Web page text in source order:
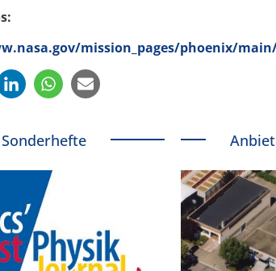
mission_pages/phoenix/
Sonderhefte